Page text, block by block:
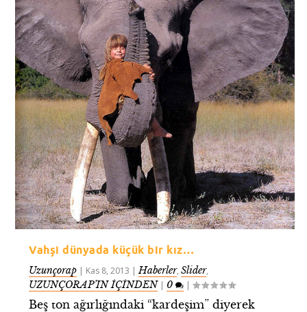
Vahşi dünyada küçük bir kız…
Uzunçorap | Kas 8, 2013 |Haberler,Slider,
UZUNÇORAP’IN İÇİNDEN| 0 |
Beş ton ağırlığındaki “kardeşim” diyerek